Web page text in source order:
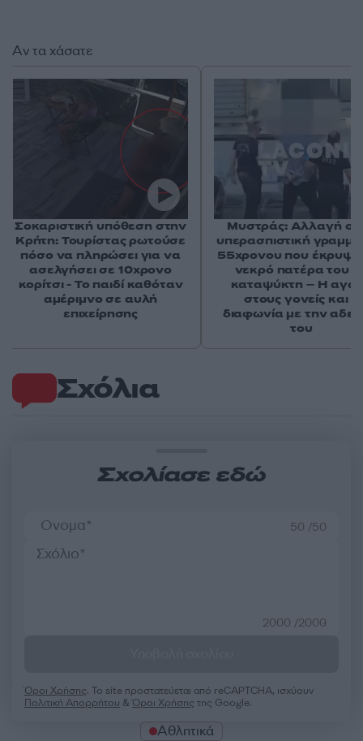
Σχόλια
Σχολίασε εδώ
50 /50
2000 /2000
Όροι Χρήσης. Το site προστατεύεται από reCAPTCHA, ισχύουν
Πολιτική Απορρήτου &Όροι Χρήσης της Google.
Αθλητικά
Αν τα χάσατε
Σοκαριστική υπόθεση στην
Κρήτη: Τουρίστας ρωτούσε
πόσο να πληρώσει για να
ασελγήσει σε 10χρονο
κορίτσι - Το παιδί καθόταν
αμέριμνο σε αυλή
επιχείρησης
Μυστράς: Αλλαγή
υπερασπιστική
55χρονου που έκρυψε
νεκρό πατέρα του
καταψύκτη – Η
στους γονείς και η
διαφωνία με την
του